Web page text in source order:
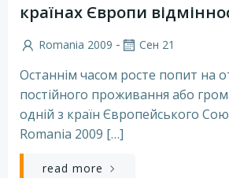
країнах Європи
Romania 2009 - Сен 21
Останнім часом росте попит на
постійного проживання або
одній з країн Європейського
Romania 2009 […]
read more